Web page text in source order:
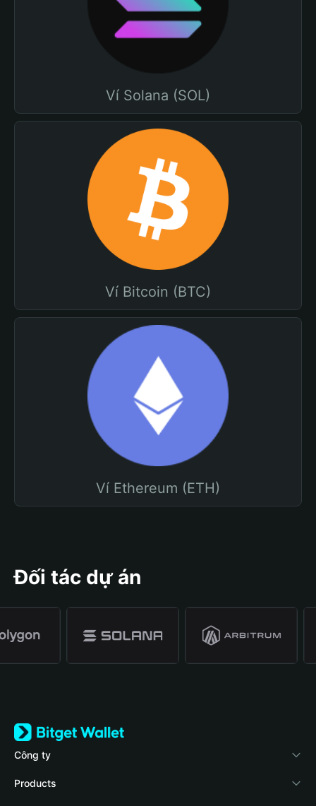
Ví Solana (SOL)
Ví Bitcoin (BTC)
Ví Ethereum (ETH)
Đối tác dự án
Công ty
Về Bitget Wallet
Products